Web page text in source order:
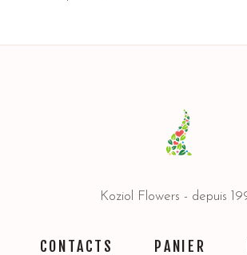
Koziol Flowers - depuis
CONTACTS PANIER